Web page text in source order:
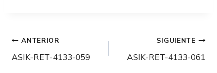
Navegación
de
ANTERIOR
ASIK-RET-4133-059
SIGUIENTE
ASIK-RET-4133-061